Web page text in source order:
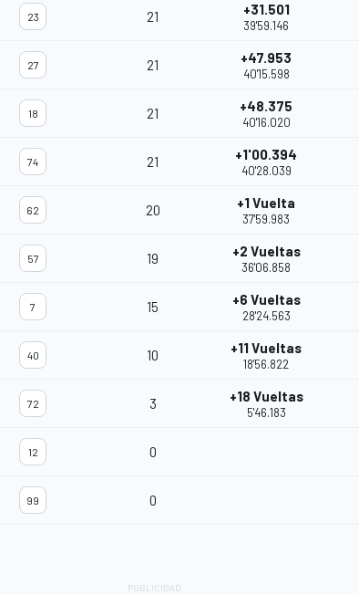
23 21 +31.501
39'59.146
27 21 +47.953
40'15.598
18 21 +48.375
40'16.020
74 21 +1'00.394
40'28.039
62 20 +1 Vuelta
37'59.983
57 19 +2 Vueltas
36'06.858
7 15 +6 Vueltas
28'24.563
40 10 +11 Vueltas
18'56.822
72 3 +18 Vueltas
5'46.183
12 0
99 0